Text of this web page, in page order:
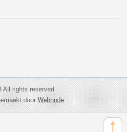
All rights reserved
doorWebnode